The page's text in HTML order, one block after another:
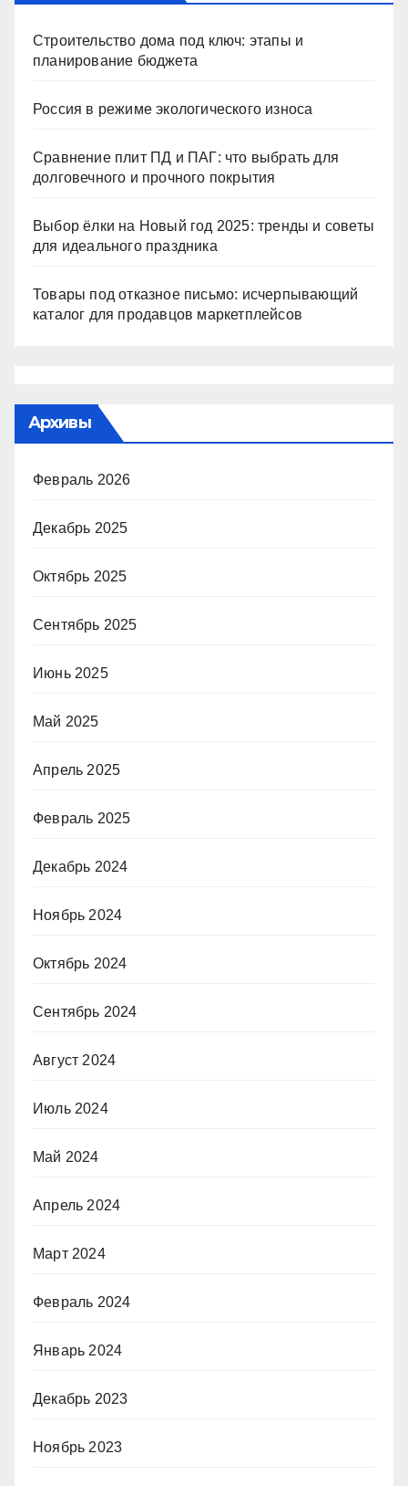
Строительство дома под ключ: этапы и
планирование бюджета
Россия в режиме экологического износа
Сравнение плит ПД и ПАГ: что выбрать для
долговечного и прочного покрытия
Выбор ёлки на Новый год 2025: тренды и советы
для идеального праздника
Товары под отказное письмо: исчерпывающий
каталог для продавцов маркетплейсов
Архивы
Февраль 2026
Декабрь 2025
Октябрь 2025
Сентябрь 2025
Июнь 2025
Май 2025
Апрель 2025
Февраль 2025
Декабрь 2024
Ноябрь 2024
Октябрь 2024
Сентябрь 2024
Август 2024
Июль 2024
Май 2024
Апрель 2024
Март 2024
Февраль 2024
Январь 2024
Декабрь 2023
Ноябрь 2023